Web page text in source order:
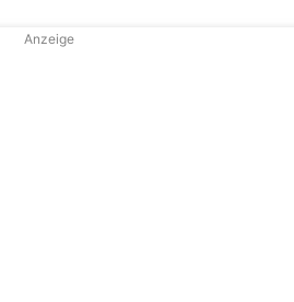
Anzeige